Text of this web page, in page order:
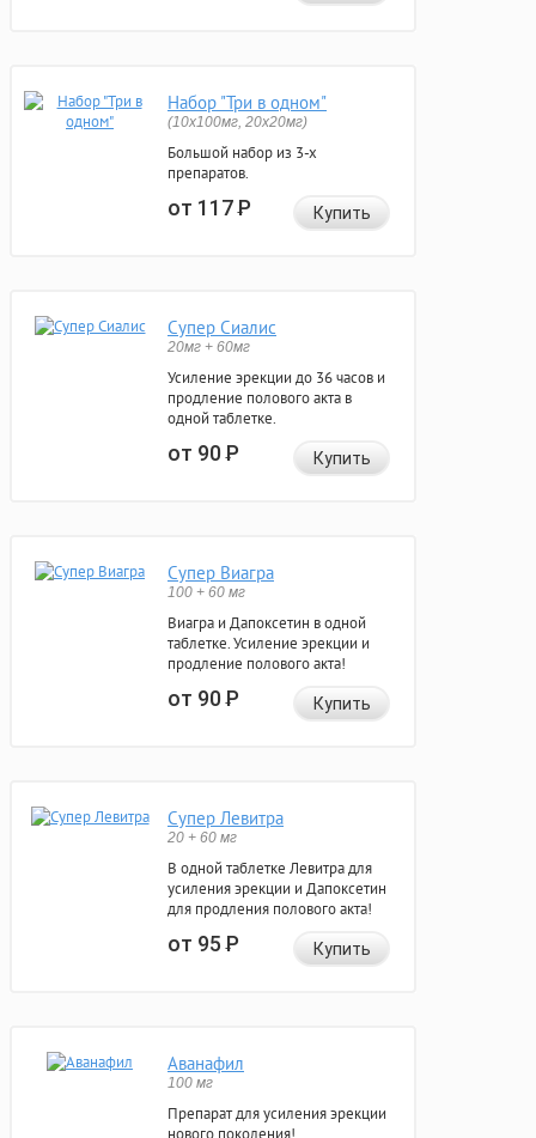
Набор "Три в одном"
(10x100мг, 20x20мг)
Большой набор из 3-х
препаратов.
от 117Р Купить
Супер Сиалис
20мг + 60мг
Усиление эрекции до 36 часов и
продление полового акта в
одной таблетке.
от 90Р Купить
Супер Виагра
100 + 60 мг
Виагра и Дапоксетин в одной
таблетке. Усиление эрекции и
продление полового акта!
от 90Р Купить
Супер Левитра
20 + 60 мг
В одной таблетке Левитра для
усиления эрекции и Дапоксетин
для продления полового акта!
от 95Р Купить
Аванафил
100 мг
Препарат для усиления эрекции